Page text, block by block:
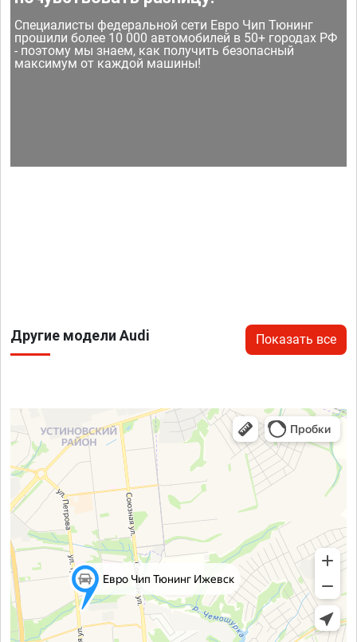
Специалисты федеральной сети Евро Чип Тюнинг
прошили более 10 000 автомобилей в 50+ городах РФ
- поэтому мы знаем, как получить безопасный
максимум от каждой машины!
Другие модели Audi Показать все